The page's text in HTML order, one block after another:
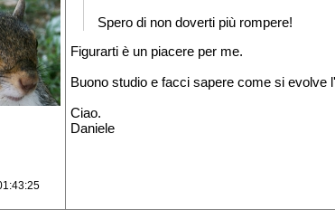
Spero di non doverti più rompere!
Figurarti è un piacere per me.
Buono studio e facci sapere come si evolve
Ciao.
Daniele